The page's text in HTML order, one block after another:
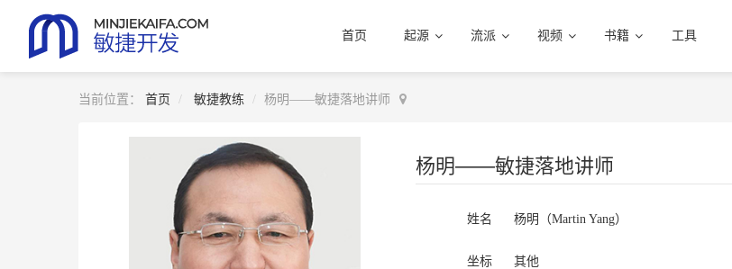
首页 起源 流派 视频 书籍 工具
当前位置： 首页 敏捷教练 杨明——敏捷落地讲师
杨明——敏捷落地讲师
姓名 杨明（Martin Yang）
坐标 其他